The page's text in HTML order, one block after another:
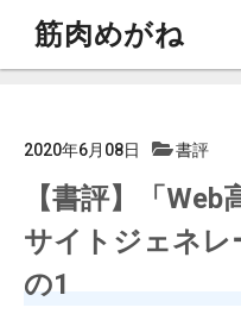
筋肉めがね
Profile
2020年6月08日 書評
【書評】「
サイトジェネレ
の1